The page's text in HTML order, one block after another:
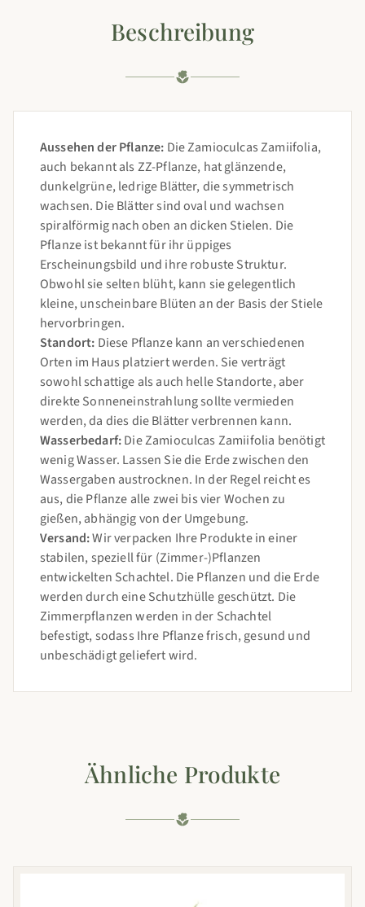
Beschreibung
Aussehen der Pflanze: Die Zamioculcas Zamiifolia,
auch bekannt als ZZ-Pflanze, hat glänzende,
dunkelgrüne, ledrige Blätter, die symmetrisch
wachsen. Die Blätter sind oval und wachsen
spiralförmig nach oben an dicken Stielen. Die
Pflanze ist bekannt für ihr üppiges
Erscheinungsbild und ihre robuste Struktur.
Obwohl sie selten blüht, kann sie gelegentlich
kleine, unscheinbare Blüten an der Basis der Stiele
hervorbringen.
Standort: Diese Pflanze kann an verschiedenen
Orten im Haus platziert werden. Sie verträgt
sowohl schattige als auch helle Standorte, aber
direkte Sonneneinstrahlung sollte vermieden
werden, da dies die Blätter verbrennen kann.
Wasserbedarf:Die Zamioculcas Zamiifolia benötigt
wenig Wasser. Lassen Sie die Erde zwischen den
Wassergaben austrocknen. In der Regel reicht es
aus, die Pflanze alle zwei bis vier Wochen zu
gießen, abhängig von der Umgebung.
Versand:Wir verpacken Ihre Produkte in einer
stabilen, speziell für (Zimmer-)Pflanzen
entwickelten Schachtel. Die Pflanzen und die Erde
werden durch eine Schutzhülle geschützt. Die
Zimmerpflanzen werden in der Schachtel
befestigt, sodass Ihre Pflanze frisch, gesund und
unbeschädigt geliefert wird.
Ähnliche Produkte